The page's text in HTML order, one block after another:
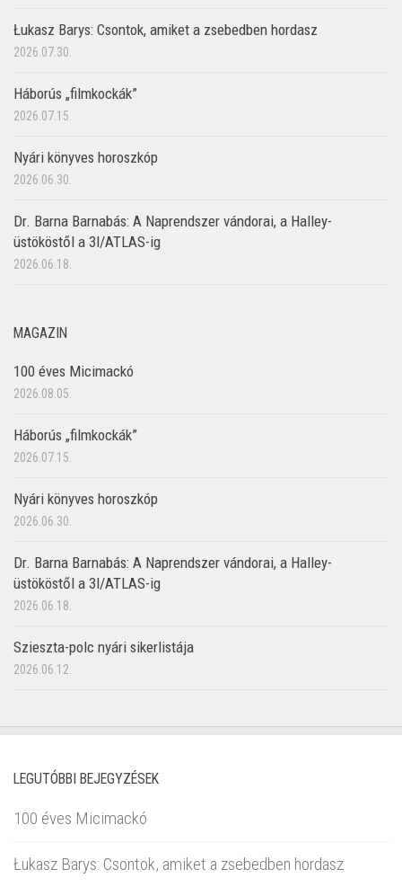
Łukasz Barys: Csontok, amiket a zsebedben hordasz
2026.07.30.
Háborús „filmkockák”
2026.07.15.
Nyári könyves horoszkóp
2026.06.30.
Dr. Barna Barnabás: A Naprendszer vándorai, a Halley-
üstököstől a 3I/ATLAS-ig
2026.06.18.
MAGAZIN
100 éves Micimackó
2026.08.05.
Háborús „filmkockák”
2026.07.15.
Nyári könyves horoszkóp
2026.06.30.
Dr. Barna Barnabás: A Naprendszer vándorai, a Halley-
üstököstől a 3I/ATLAS-ig
2026.06.18.
Szieszta-polc nyári sikerlistája
2026.06.12.
LEGUTÓBBI BEJEGYZÉSEK
100 éves Micimackó
Łukasz Barys: Csontok, amiket a zsebedben hordasz